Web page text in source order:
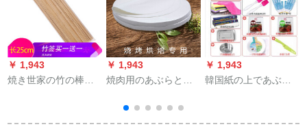
￥ 1,943
焼き世家の竹の棒の
ぶり焼きの串のヒツ
￥ 1,943
焼肉用のあぶらとり
焼いた紙の上で肉を
焼いて油を吸わない
￥ 1,943
韓国紙の上であぶり
い室内の多機能のト